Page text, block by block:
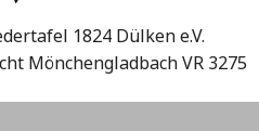
1824 Dülken e.V.
Mönchengladbach VR 3275